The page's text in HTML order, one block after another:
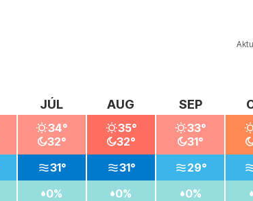
JÚL
34°
32°
31°
0%
AUG
35°
32°
31°
0%
SEP
33°
31°
29°
0%